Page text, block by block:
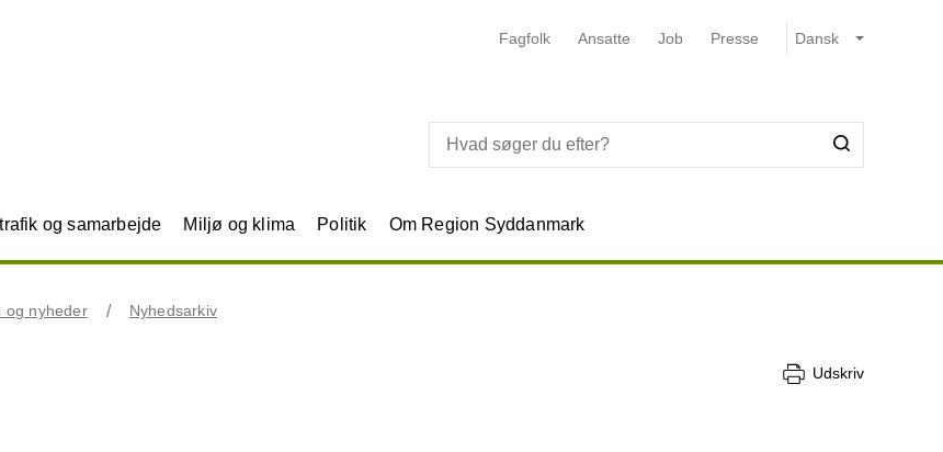
Fagfolk Ansatte Job Presse
og samarbejde Miljø og klima Politik Om Region Syddanmark
og nyheder Nyhedsarkiv
Udskriv